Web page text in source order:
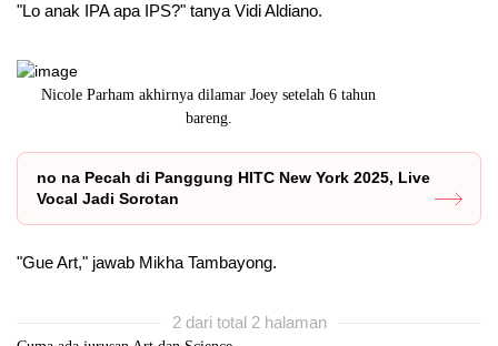
"Lo anak IPA apa IPS?" tanya Vidi Aldiano.
no na sukses bikin panggung HITC New York 2025 pecah
dengan vokal
no na Pecah di Panggung HITC New York 2025, Live
Vocal Jadi Sorotan
"Gue Art," jawab Mikha Tambayong.
2 dari total 2 halaman